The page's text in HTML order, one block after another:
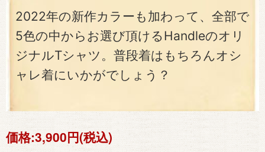
2022年の新作カラーも加わって、全部で
5色の中からお選び頂けるHandleのオリ
ジナルTシャツ。普段着はもちろんオシ
ャレ着にいかがでしょう？
価格:3,900円(税込)